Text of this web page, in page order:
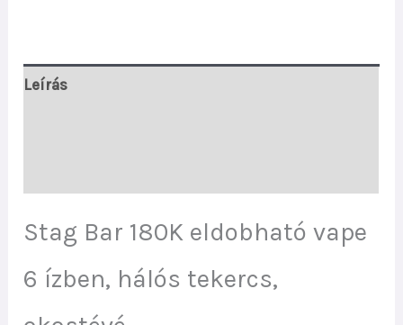
Leírás
Stag Bar 180K eldobható vape
6 ízben, hálós tekercs,